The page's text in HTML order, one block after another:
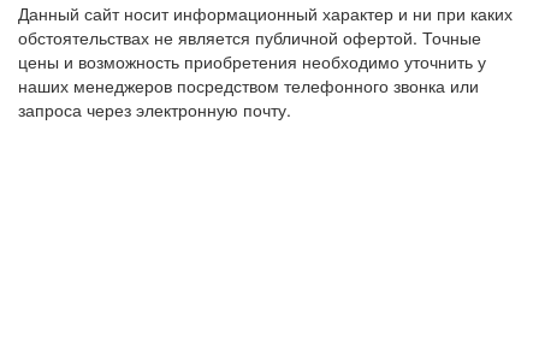
Данный сайт носит информационный характер и ни при каких
обстоятельствах не является публичной офертой. Точные
цены и возможность приобретения необходимо уточнить у
наших менеджеров посредством телефонного звонка или
запроса через электронную почту.